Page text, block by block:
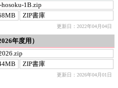
hosoku-1B.zip
ZIP書庫
更新日：2022年04月04日
年度用）
ZIP書庫
更新日：2026年04月01日